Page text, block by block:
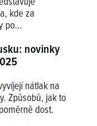
kde za
po...
novinky
nátlak na
Způsobů, jak to
dost.